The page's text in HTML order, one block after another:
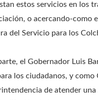
estos servicios en los
o acercando-como
del Servicio para los
el Gobernador Luis
los ciudadanos, y
de atender